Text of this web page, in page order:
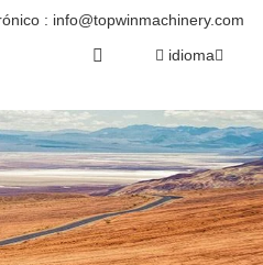
: info@topwinmachinery.com
idioma